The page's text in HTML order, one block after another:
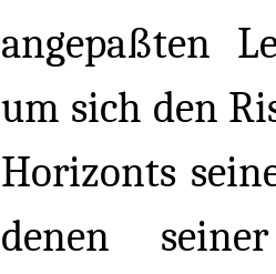
angepaßten
um sich den
Horizonts
denen